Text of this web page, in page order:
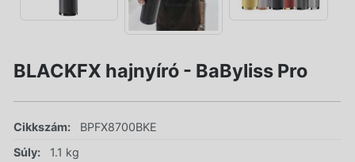
BLACKFX hajnyíró - BaByliss Pro
Cikkszám:
BPFX8700BKE
Súly:
1.1 kg